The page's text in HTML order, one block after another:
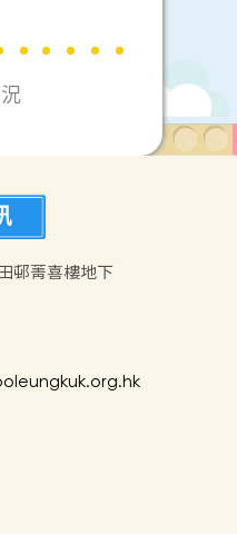
邨菁喜樓地下